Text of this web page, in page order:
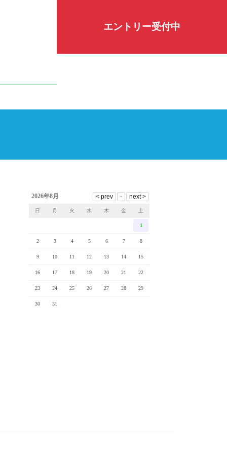
エントリー受付中
2026年8月
日 月 火 水 木 金 土
1
2 3 4 5 6 7 8
9 10 11 12 13 14 15
16 17 18 19 20 21 22
23 24 25 26 27 28 29
30 31